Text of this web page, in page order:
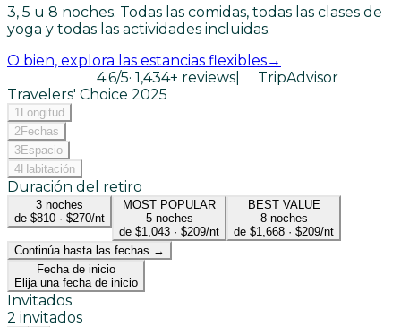
3, 5 u 8 noches. Todas las comidas, todas las clases de
yoga y todas las actividades incluidas.
O bien, explora las estancias flexibles→
4.6/5· 1,434+ reviews
TripAdvisor
Travelers' Choice 2025
1Longitud
2Fechas
3Espacio
4Habitación
Duración del retiro
3 noches
de $810 · $270/nt
MOST POPULAR
5 noches
de $1,043 · $209/nt
BEST VALUE
8 noches
de $1,668 · $209/nt
Continúa hasta las fechas →
Fecha de inicio
Elija una fecha de inicio
Invitados
2 invitados